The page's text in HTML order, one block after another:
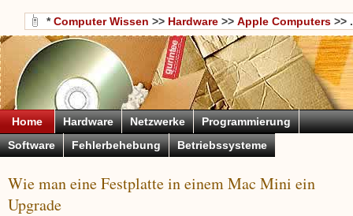
*Computer Wissen >> Hardware >> Apple Computers >> .
Home Hardware Netzwerke
Programmierung
Software
Fehlerbehebung Betriebssysteme
Wie man eine Festplatte in einem Mac Mini ein
Upgrade